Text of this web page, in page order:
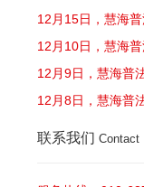
12月15日，慧海
12月10日，慧海
12月9日，慧海普
12月8日，慧海普
联系我们 Contact